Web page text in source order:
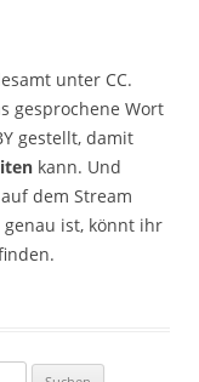
unter CC.
gesprochene Wort
gestellt, damit
kann. Und
dem Stream
genau ist, könnt ihr